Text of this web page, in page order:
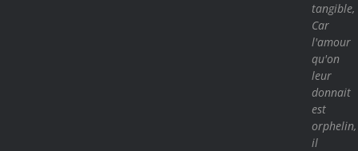
tangible,
Car
l'amour
qu'on
leur
donnait
est
orphelin,
il